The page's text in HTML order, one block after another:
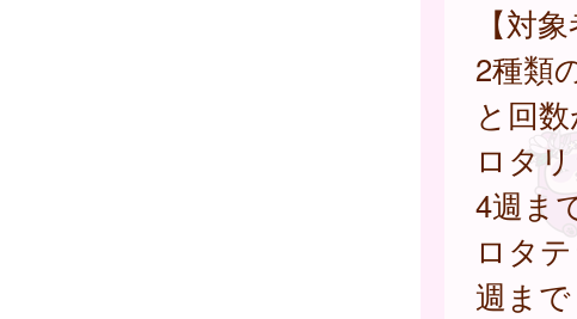
【対
2種類
と回
ロタ
4週ま
ロタ
週まで